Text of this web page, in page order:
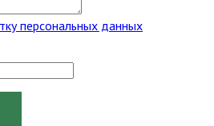
персональных данных